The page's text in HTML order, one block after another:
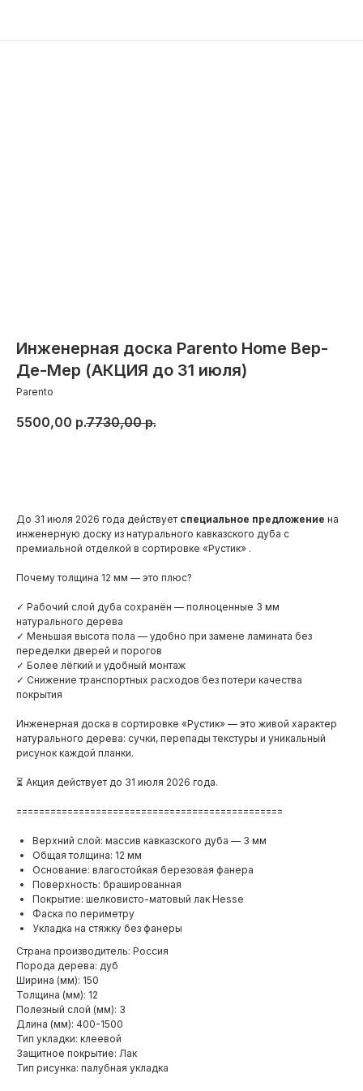
Инженерная доска Parento Home Вер-
Де-Мер (АКЦИЯ до 31 июля)
Parento
5500,00 р.7730,00 р.
До 31 июля 2026 года действует специальное предложение на
инженерную доску из натурального кавказского дуба с
премиальной отделкой в сортировке «Рустик» .
Почему толщина 12 мм — это плюс?
✓ Рабочий слой дуба сохранён — полноценные 3 мм
натурального дерева
✓ Меньшая высота пола — удобно при замене ламината без
переделки дверей и порогов
✓ Более лёгкий и удобный монтаж
✓ Снижение транспортных расходов без потери качества
покрытия
Инженерная доска в сортировке «Рустик» — это живой характер
натурального дерева: сучки, перепады текстуры и уникальный
рисунок каждой планки.
⏳ Акция действует до 31 июля 2026 года.
===============================================
Верхний слой: массив кавказского дуба — 3 мм
Общая толщина: 12 мм
Основание: влагостойкая березовая фанера
Поверхность: брашированная
Покрытие: шелковисто-матовый лак Hesse
Фаска по периметру
Укладка на стяжку без фанеры
Страна производитель: Россия
Порода дерева: дуб
Ширина (мм): 150
Толщина (мм): 12
Полезный слой (мм): 3
Длина (мм): 400-1500
Тип укладки: клеевой
Защитное покрытие: Лак
Тип рисунка: палубная укладка